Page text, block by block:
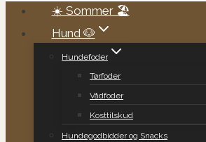
☀️ Sommer 🏖️
Hund 🐶
Hundefoder
Tørfoder
Vådfoder
Kosttilskud
Hundegodbidder og Snacks